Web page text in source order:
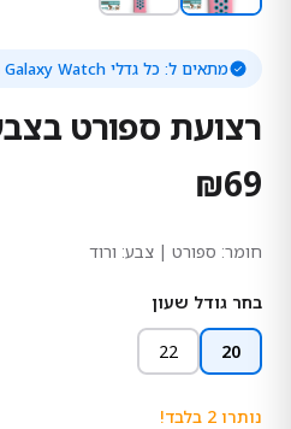
מתאים ל: כל גדלי Samsung Galaxy Watch
רצועת ספורט
₪69
חומר: ספורט | צבע: ורוד
בחר גודל שעון
20
22
נותרו 2 בלבד!